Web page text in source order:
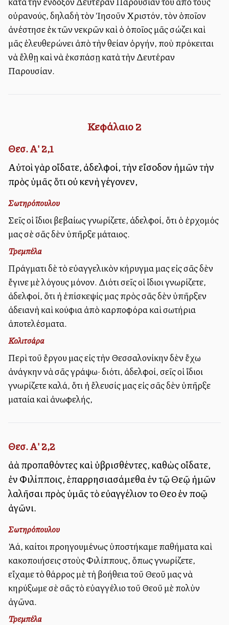
οὐρανούς, δηλαδὴ τὸν Ἰησοῦν Χριστόν, τὸν ὁποῖον
ἀνέστησε ἐκ τῶν νεκρῶν καὶ ὁ ὁποῖος μᾶς σώζει καὶ
μᾶς ἐλευθερώνει ἀπὸ τὴν θείαν ὀργήν, ποὺ πρόκειται
νὰ ἔλθῃ καὶ νὰ ἐκσπάσῃ κατὰ τὴν Δευτέραν
Παρουσίαν.
Κεφάλαιο2
Θεσ. Α' 2,1
Αὐτοὶ γὰρ οἴδατε, ἀδελφοί, τὴν εἴσοδον ἡμῶν τὴν
πρὸς ὑμᾶς ὅτι οὐ κενὴ γέγονεν,
Σωτηρόπουλου
Σεῖς οἱ ἴδιοι βεβαίως γνωρίζετε, ἀδελφοί, ὅτι ὁ ἐρχομός
μας σὲ σᾶς δὲν ὑπῆρξε μάταιος.
Τρεμπέλα
Πράγματι δὲ τὸ εὐαγγελικὸν κήρυγμα μας εἰς σᾶς δὲν
ἔγινε μὲ λόγους μόνον. Διότι σεῖς οἱ ἴδιοι γνωρίζετε,
ἀδελφοί, ὅτι ἡ ἐπίσκεψίς μας πρὸς σᾶς δὲν ὑπῆρξεν
ἀδειανὴ καὶ κούφια ἀπὸ καρποφόρα καὶ σωτήρια
ἀποτελέσματα.
Κολιτσάρα
Περὶ τοῦ ἔργου μας εἰς τὴν Θεσσαλονίκην δὲν ἔχω
ἀνάγκην νὰ σᾶς γράψω· διότι, ἀδελφοί, σεῖς οἱ ἴδιοι
γνωρίζετε καλά, ὅτι ἡ ἔλευσίς μας εἰς σᾶς δὲν ὑπῆρξε
ματαία καὶ ἀνωφελής,
Θεσ. Α' 2,2
ἀλλὰ προπαθόντες καὶ ὑβρισθέντες, καθὼς οἴδατε,
ἐν Φιλίπποις, ἐπαρρησιασάμεθα ἐν τῷ Θεῷ ἡμῶν
λαλῆσαι πρὸς ὑμᾶς τὸ εὐαγγέλιον τοῦ Θεοῦ ἐν πολλῷ
ἀγῶνι.
Σωτηρόπουλου
Ἀλλά, καίτοι προηγουμένως ὑποστήκαμε παθήματα καὶ
κακοποιήσεις στοὺς Φιλίππους, ὅπως γνωρίζετε,
εἴχαμε τὸ θάρρος μὲ τὴ βοήθεια τοῦ Θεοῦ μας νὰ
κηρύξωμε σὲ σᾶς τὸ εὐαγγέλιο τοῦ Θεοῦ μὲ πολὺν
ἀγῶνα.
Τρεμπέλα